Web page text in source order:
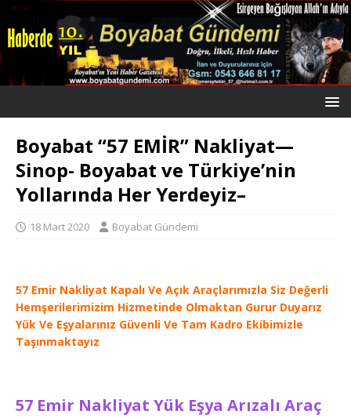
Boyabat “57 EMİR” Nakliyat—
Sinop- Boyabat ve Türkiye’nin
Yollarında Her Yerdeyiz–
18 Mart 2020 Boyabat Gündemi
57 Emir Nakliyat Kapalı Ve Açık Araçlarımızla Siz Değerli
Hemşerilerimizim Hizmetinde Olmaktan Gurur Duyarız
Yük Ve Eşyalarınız Güvenli Ve Tam Kadro Ekibimizle
Taşınmaktayız
57 Emir Nakliyat Yük Eşya Arızalı Araç